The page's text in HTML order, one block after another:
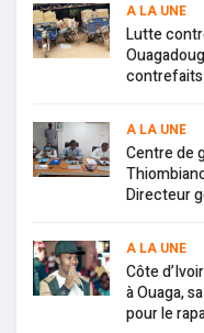
A LA UNE
Lutte
A LA UNE
Centre de
Directeur
A LA UNE
Côte
à Ouaga,
pour le